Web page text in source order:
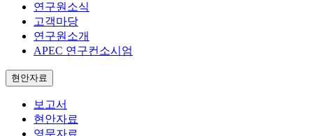
연구원소식
고객마당
연구원소개
APEC 연구컨소시엄
현안자료
보고서
현안자료